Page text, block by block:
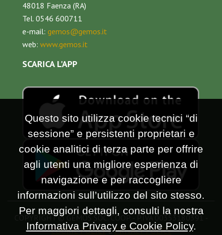
48018 Faenza (RA)
Tel. 0546 600711
e-mail: gemos@gemos.it
web: www.gemos.it
SCARICA L'APP
COPYRIGHT © GEMOS SOC. COOP. - P.IVA 00353180391 -
COOKIE POLICYEPRIVACY POLICY
Questo sito utilizza cookie tecnici “di
sessione” e persistenti proprietari e
cookie analitici di terza parte per offrire
agli utenti una migliore esperienza di
navigazione e per raccogliere
informazioni sull’utilizzo del sito stesso.
Per maggiori dettagli, consulti la nostra
Informativa Privacy e Cookie Policy.